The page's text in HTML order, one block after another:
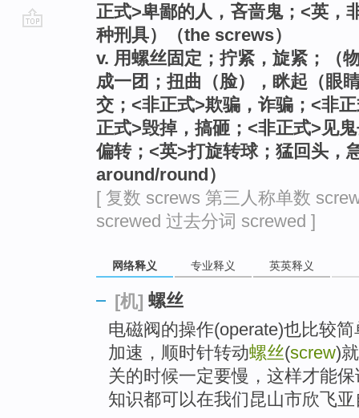
正式>卑鄙的人，吝啬鬼；<英，
种刑具）（the screws）
v. 用螺丝固定；拧紧，旋紧；（
成一团；扭曲（脸），眯起（眼
交；<非正式>欺骗，诈骗；<非
正式>毁掉，搞砸；<非正式>见
偏转；<英>打旋转球；猛回头，
around/round）
[ 复数 screws 第三人称单数
screwed 过去分词 screwed ]
网络释义 专业释义 英英释义
[机] 螺丝
电磁阀的操作(operate)也比较
加速，顺时针转动螺丝(screw)
关的时候一定要慢，这样才能
知识都可以在我们昆山市欣飞